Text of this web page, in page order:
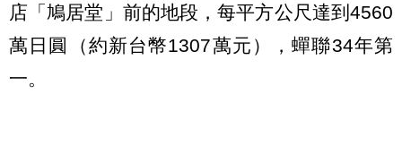
店「鳩居堂」前的地段，每平方公尺達到4560
萬日圓（約新台幣1307萬元），蟬聯34年第
一。